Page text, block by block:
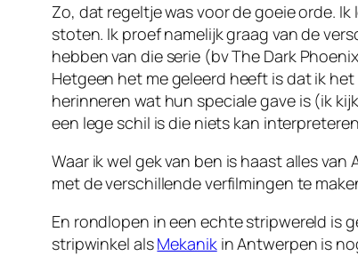
Zo, dat regeltje was voor de goeie orde.
stoten. Ik proef namelijk graag van de
hebben van die serie (bv The Dark
Hetgeen het me geleerd heeft is dat ik
herinneren wat hun speciale gave is (ik
een lege schil is die niets kan
Waar ik wel gek van ben is haast alles
met de verschillende verfilmingen te
En rondlopen in een echte stripwereld is
stripwinkel alsMekanikin Antwerpen is